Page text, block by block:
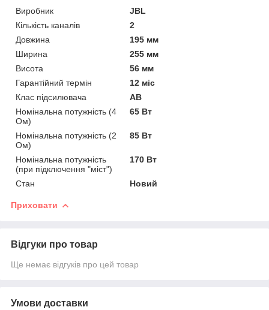
Виробник
JBL
Кількість каналів
2
Довжина
195 мм
Ширина
255 мм
Висота
56 мм
Гарантійний термін
12 міс
Клас підсилювача
AB
Номінальна потужність (4
Ом)
65 Вт
Номінальна потужність (2
Ом)
85 Вт
Номінальна потужність
(при підключення "міст")
170 Вт
Стан Новий
Приховати
Відгуки про товар
Ще немає відгуків про цей товар
Умови доставки